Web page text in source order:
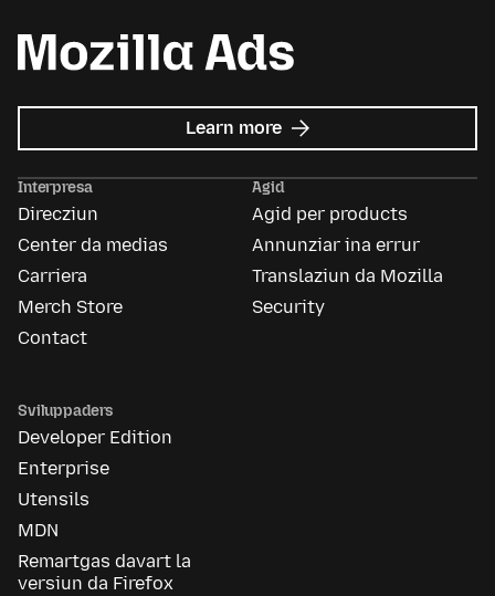
Learn more about
Mozilla
Interpresa
Direcziun
Center da medias
Carriera
Merch Store
Contact
Agid
Agid per products
Annunziar ina errur
Translaziun da Mozilla
Security
Sviluppaders
Developer Edition
Enterprise
Utensils
MDN
Remartgas davart la
versiun da Firefox